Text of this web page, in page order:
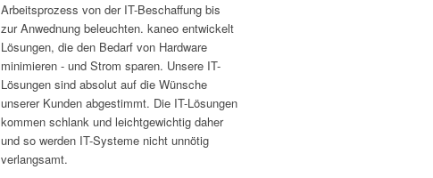
Arbeitsprozess von der IT-Beschaffung bis
zur Anwednung beleuchten. kaneo entwickelt
Lösungen, die den Bedarf von Hardware
minimieren - und Strom sparen. Unsere IT-
Lösungen sind absolut auf die Wünsche
unserer Kunden abgestimmt. Die IT-Lösungen
kommen schlank und leichtgewichtig daher
und so werden IT-Systeme nicht unnötig
verlangsamt.